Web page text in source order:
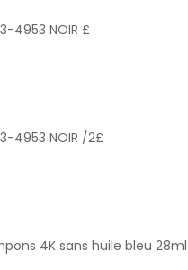
4953 NOIR £
4953 NOIR /2£
4K sans huile bleu 28ml